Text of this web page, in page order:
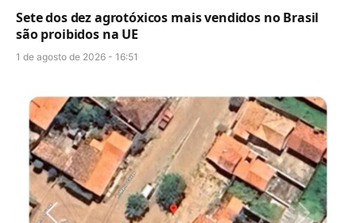
Sete dos dez agrotóxicos mais vendidos no Brasil
são proibidos na UE
1 de agosto de 2026 - 16:51